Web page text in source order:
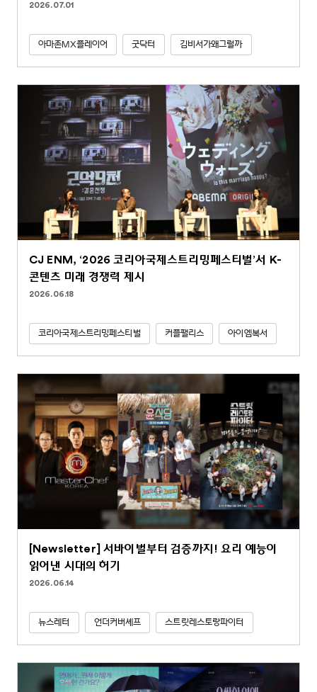
2026.07.01
아마존MX플레이어 굿닥터 김비서가왜그럴까
CJ ENM, ‘2026 코리아국제스트리밍페스티벌’서 K-
콘텐츠 미래 경쟁력 제시
2026.06.18
코리아국제스트리밍페스티벌 커플팰리스 아이엠복서
[Newsletter] 서바이벌부터 검증까지! 요리 예능이
읽어낸 시대의 허기
2026.06.14
뉴스레터 언더커버셰프 스트릿레스토랑파이터